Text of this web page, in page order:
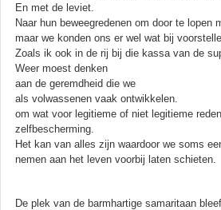
En met de leviet.
Naar hun beweegredenen om door te lopen
maar we konden ons er wel wat bij
Zoals ik ook in de rij bij die kassa van de
Weer moest denken
aan de geremdheid die we
als volwassenen vaak ontwikkelen.
om wat voor legitieme of niet legitieme
zelfbescherming.
Het kan van alles zijn waardoor we soms
nemen aan het leven voorbij laten schieten.
De plek van de barmhartige samaritaan